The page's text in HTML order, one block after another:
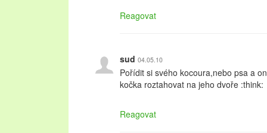
Reagovat
sud 04.05.10
Pořídit si svého kocoura,nebo psa a
kočka roztahovat na jeho dvoře :think:
Reagovat